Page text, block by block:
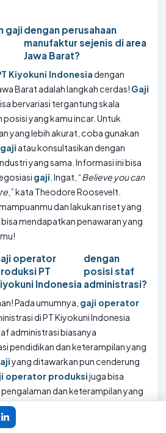
gajidengan perusahaan
manufaktur sejenis di area
Jawa Barat?
Kiyokuni Indonesiadengan
Barat adalah langkah cerdas! Gaji
bervariasi tergantung skala
posisi yang kamu incar. Untuk
yang lebih akurat, coba gunakan
gaji atau konsultasikan dengan
yang sama. Informasi ini bisa
gaji . Ingat, “Believe you can
,” kata Theodore Roosevelt.
dan lakukan riset yang
mendapatkan penawaran yang
operator
PT
Indonesia
dengan
posisi staf
administrasi?
Pada umumnya, gaji operator
di PT Kiyokuni Indonesia
administrasi biasanya
pendidikan dan keterampilan yang
yang ditawarkan pun cenderung
operator produksijuga bisa
dan keterampilan yang
semua posisi memiliki peran
operasional perusahaan. “